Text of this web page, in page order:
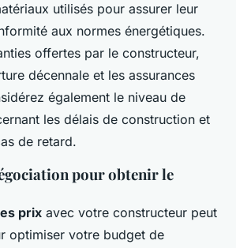
utilisés pour assurer leur
aux normes énergétiques.
offertes par le constructeur,
décennale et les assurances
également le niveau de
les délais de construction et
de retard.
pour obtenir le
prix avec votre constructeur peut
optimiser votre budget de